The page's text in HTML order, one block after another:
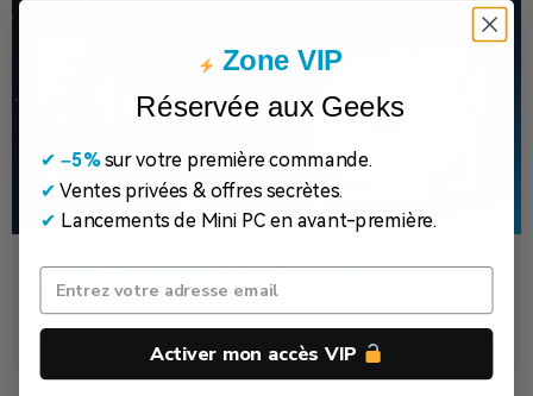
Existe-t-il de meilleures options qu’Intel pour les
tâches d’IA ?
Zone VIP
Réservée aux Geeks
✔ ​–5%sur votre première commande.
✔ Ventes privées & offres secrètes.
✔ Lancements de Mini PC en avant-première.
Activer mon accès VIP